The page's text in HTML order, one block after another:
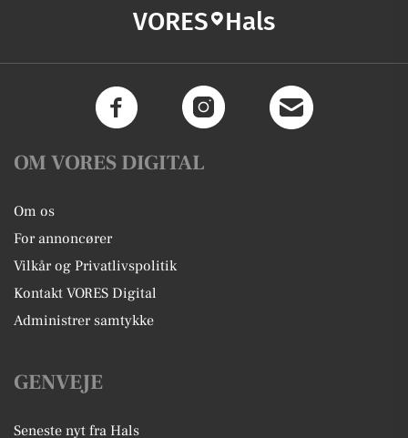
VORES Hals
OM VORES DIGITAL
Om os
For annoncører
Vilkår og Privatlivspolitik
Kontakt VORES Digital
Administrer samtykke
GENVEJE
Seneste nyt fra Hals